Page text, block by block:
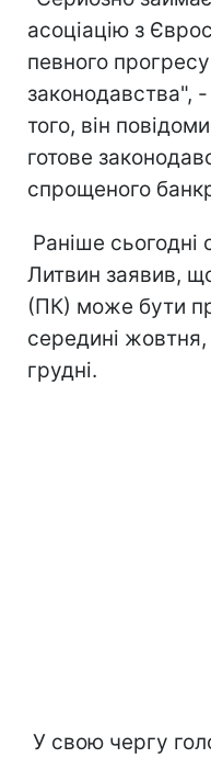
асоціацію з
певного
законодавства", -
того, він
готове
спрощеного
Раніше
Литвин заявив,
(ПК) може бути
середині
грудні.
У свою чергу